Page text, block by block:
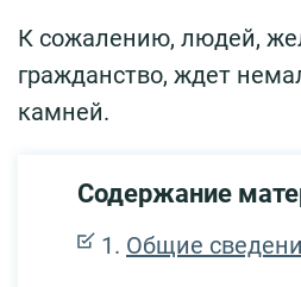
К сожалению, людей,
гражданство, ждет
камней.
Содержание
Общие